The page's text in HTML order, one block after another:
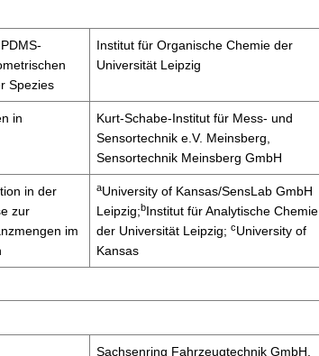
Spezies
Institut für Organische Chemie der
Universität Leipzig
in
Kurt-Schabe-Institut für Mess- und
Sensortechnik e.V. Meinsberg,
Sensortechnik Meinsberg GmbH
in der
zur
im
aUniversity of Kansas/SensLab GmbH
Leipzig;bInstitut für Analytische Chemie
der Universität Leipzig; cUniversity of
Kansas
Sachsenring Fahrzeugtechnik GmbH,